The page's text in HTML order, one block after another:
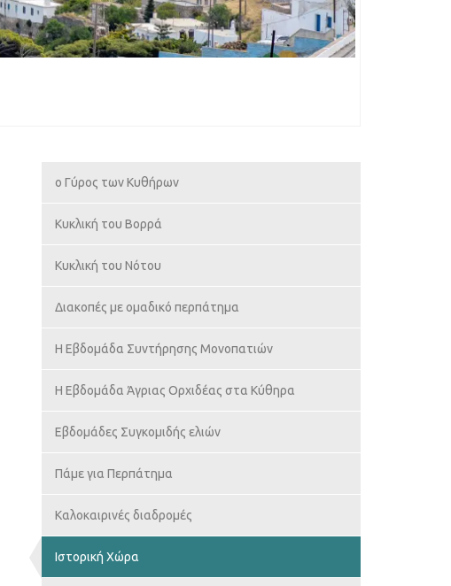
ο Γύρος των Κυθήρων
Κυκλική του Βορρά
Κυκλική του Νότου
Διακοπές με ομαδικό περπάτημα
H Εβδομάδα Συντήρησης Μονοπατιών
Η Εβδομάδα Άγριας Ορχιδέας στα Κύθηρα
Εβδομάδες Συγκομιδής ελιών
Πάμε για Περπάτημα
Καλοκαιρινές διαδρομές
Ιστορική Χώρα